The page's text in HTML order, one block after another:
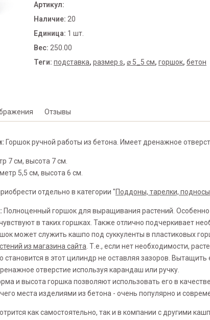
Артикул:
Наличие: 20
Единица: 1 шт.
Вес: 250.00
Теги: подставка, размер s, ⌀ 5_5 см, горшок, бетон
Отзывы
Горшок ручной работы из бетона. Имеет дренажное
7 см, высота 7 см.
5,5 см, высота 6 см.
отдельно в категории "Поддоны, тарелки, подносы
Полноценный горшок для выращивания растений.
в таких горшках. Также отлично подчеркивает
может служить кашпо под суккуленты в пластиковых
из магазина сайта . Т.е., если нет необходимости,
становится в этот цилиндр не оставляя зазоров.
отверстие используя карандаш или ручку.
и высота горшка позволяют использовать его в
места изделиями из бетона - очень популярно и
как самостоятельно, так и в компании с другими